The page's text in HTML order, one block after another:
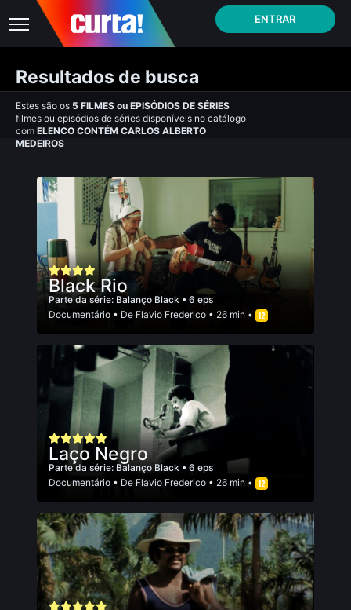
ENTRAR
Resultados de busca
Estes são os 5 FILMES ou EPISÓDIOS DE SÉRIES
filmes ou episódios de séries disponíveis no catálogo
com ELENCO CONTÉM CARLOS ALBERTO
MEDEIROS
Black Rio
Parte da série: Balanço Black • 6 eps
Documentário • De Flavio Frederico • 26 min •
Laço Negro
Parte da série: Balanço Black • 6 eps
Documentário • De Flavio Frederico • 26 min •